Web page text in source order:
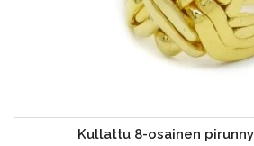
Kullattu 8-osainen